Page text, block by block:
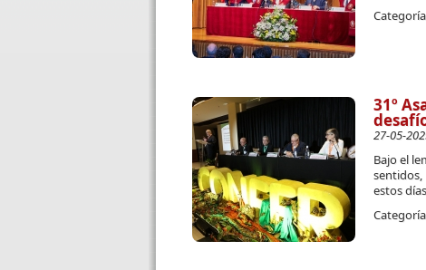
31º
27-05-
Bajo el
sentidos,
estos